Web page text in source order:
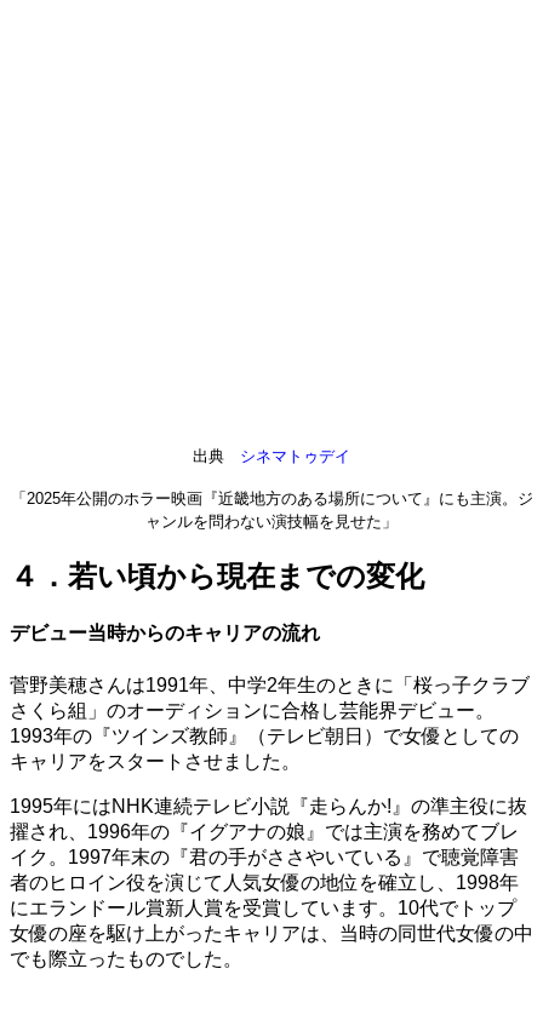
出典 シネマトゥデイ
「2025年公開のホラー映画『近畿地方のある場所について』にも主演。ジ
ャンルを問わない演技幅を見せた」
４．若い頃から現在までの変化
デビュー当時からのキャリアの流れ
菅野美穂さんは1991年、中学2年生のときに「桜っ子クラブ
さくら組」のオーディションに合格し芸能界デビュー。
1993年の『ツインズ教師』（テレビ朝日）で女優としての
キャリアをスタートさせました。
1995年にはNHK連続テレビ小説『走らんか!』の準主役に抜
擢され、1996年の『イグアナの娘』では主演を務めてブレ
イク。1997年末の『君の手がささやいている』で聴覚障害
者のヒロイン役を演じて人気女優の地位を確立し、1998年
にエランドール賞新人賞を受賞しています。10代でトップ
女優の座を駆け上がったキャリアは、当時の同世代女優の中
でも際立ったものでした。